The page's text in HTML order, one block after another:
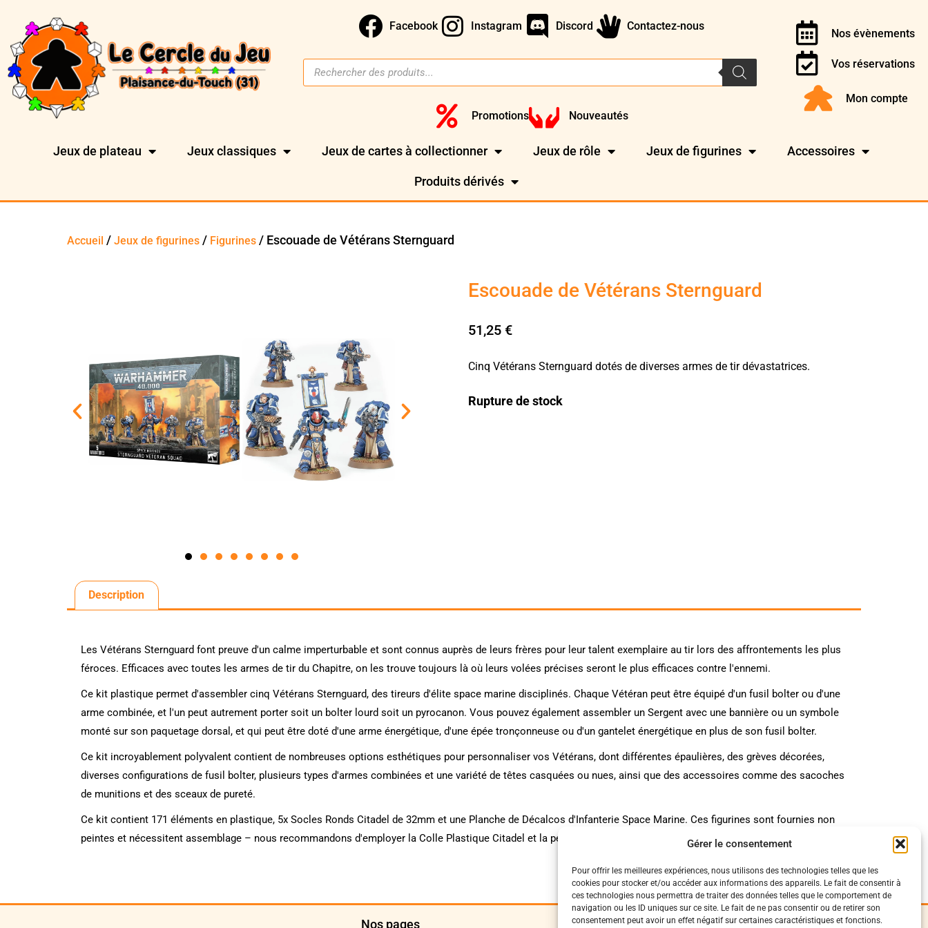
Gérer le consentement
Pour offrir les meilleures expériences, nous utilisons des technologies telles que les
cookies pour stocker et/ou accéder aux informations des appareils. Le fait de consentir à
ces technologies nous permettra de traiter des données telles que le comportement de
navigation ou les ID uniques sur ce site. Le fait de ne pas consentir ou de retirer son
consentement peut avoir un effet négatif sur certaines caractéristiques et fonctions.
Facebook Instagram Discord Contactez-nous
Promotions Nouveautés
Nos évènements
Vos réservations
Mon compte
Jeux de plateau Jeux classiques Jeux de cartes à collectionner Jeux de rôle Jeux de figurines Accessoires
Produits dérivés
Accueil /Jeux de figurines / Figurines / Escouade de Vétérans Sternguard
Escouade de Vétérans Sternguard
51,25 €
Cinq Vétérans Sternguard dotés de diverses armes de tir dévastatrices.
Rupture de stock
Description
Les Vétérans Sternguard font preuve d'un calme imperturbable et sont connus auprès de leurs frères pour leur talent exemplaire au tir lors des affrontements les plus
féroces. Efficaces avec toutes les armes de tir du Chapitre, on les trouve toujours là où leurs volées précises seront le plus efficaces contre l'ennemi.
Ce kit plastique permet d'assembler cinq Vétérans Sternguard, des tireurs d'élite space marine disciplinés. Chaque Vétéran peut être équipé d'un fusil bolter ou d'une
arme combinée, et l'un peut autrement porter soit un bolter lourd soit un pyrocanon. Vous pouvez également assembler un Sergent avec une bannière ou un symbole
monté sur son paquetage dorsal, et qui peut être doté d'une arme énergétique, d'une épée tronçonneuse ou d'un gantelet énergétique en plus de son fusil bolter.
Ce kit incroyablement polyvalent contient de nombreuses options esthétiques pour personnaliser vos Vétérans, dont différentes épaulières, des grèves décorées,
diverses configurations de fusil bolter, plusieurs types d'armes combinées et une variété de têtes casquées ou nues, ainsi que des accessoires comme des sacoches
de munitions et des sceaux de pureté.
Ce kit contient 171 éléments en plastique, 5x Socles Ronds Citadel de 32mm et une Planche de Décalcos d'Infanterie Space Marine. Ces figurines sont fournies non
peintes et nécessitent assemblage – nous recommandons d'employer la Colle Plastique Citadel et la peinture Citadel.
Nos pages Politiques Suivez-Nous